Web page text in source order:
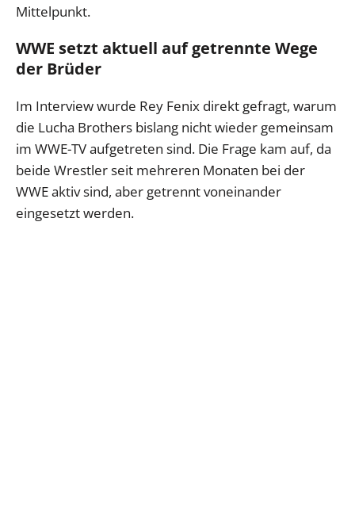
Mittelpunkt.
WWE setzt aktuell auf getrennte Wege
der Brüder
Im Interview wurde Rey Fenix direkt gefragt, warum
die Lucha Brothers bislang nicht wieder gemeinsam
im WWE-TV aufgetreten sind. Die Frage kam auf, da
beide Wrestler seit mehreren Monaten bei der
WWE aktiv sind, aber getrennt voneinander
eingesetzt werden.